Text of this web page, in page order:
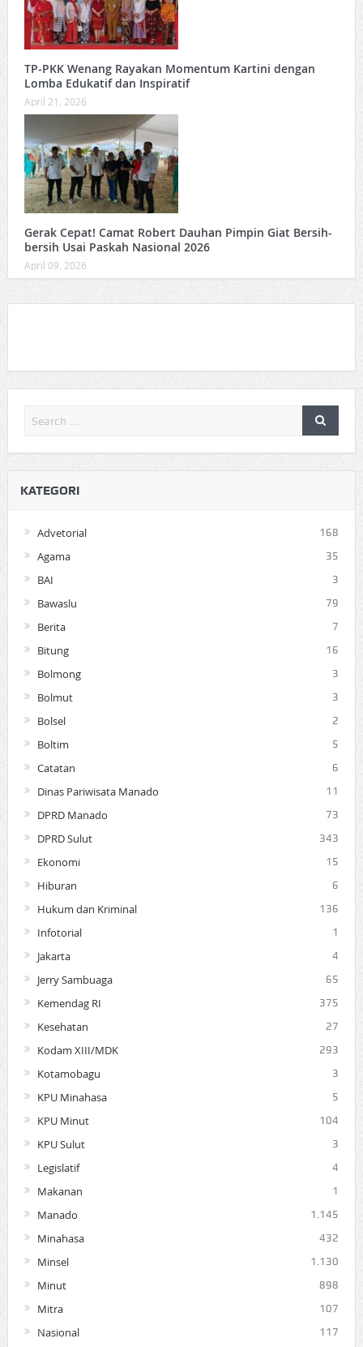
TP-PKK Wenang Rayakan Momentum Kartini dengan
Lomba Edukatif dan Inspiratif
April 21, 2026
Gerak Cepat! Camat Robert Dauhan Pimpin Giat Bersih-
bersih Usai Paskah Nasional 2026
April 09, 2026
KATEGORI
Advetorial 168
Agama 35
BAI 3
Bawaslu 79
Berita 7
Bitung 16
Bolmong 3
Bolmut 3
Bolsel 2
Boltim 5
Catatan 6
Dinas Pariwisata Manado 11
DPRD Manado 73
DPRD Sulut 343
Ekonomi 15
Hiburan 6
Hukum dan Kriminal 136
Infotorial 1
Jakarta 4
Jerry Sambuaga 65
Kemendag RI 375
Kesehatan 27
Kodam XIII/MDK 293
Kotamobagu 3
KPU Minahasa 5
KPU Minut 104
KPU Sulut 3
Legislatif 4
Makanan 1
Manado 1.145
Minahasa 432
Minsel 1.130
Minut 898
Mitra 107
Nasional 117